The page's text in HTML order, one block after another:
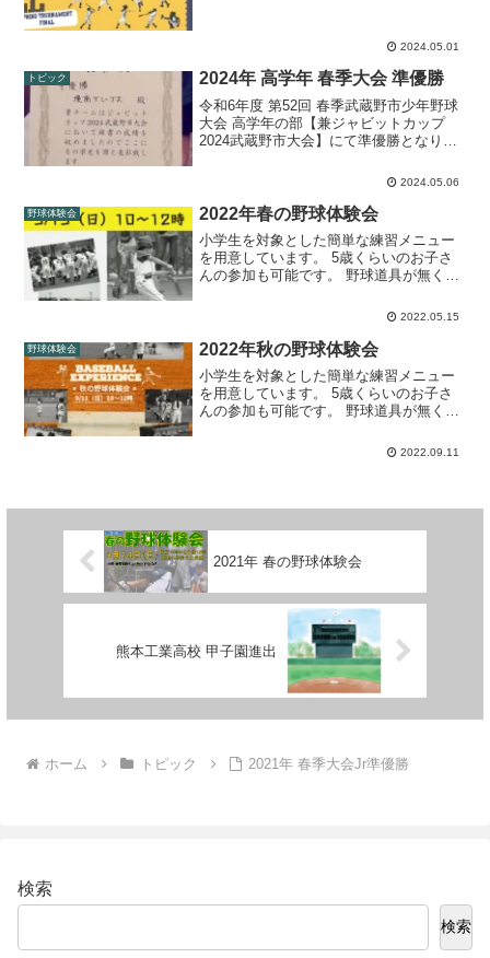
2024.05.01
トピック 2024年 高学年 春季大会 準優勝
令和6年度 第52回 春季武蔵野市少年野球
大会 高学年の部【兼ジャビットカップ
2024武蔵野市大会】にて準優勝となりま
が、野球を楽しみ、最後まで諦めずブレ
た。ジャビットカ...
2024.05.06
野球体験会 2022年春の野球体験会
小学生を対象とした簡単な練習メニュー
を用意しています。 5歳くらいのお子さ
んの参加も可能です。 野球道具が無くて
さい。野球体験会のお知らせ【2022/5/15
2022.05.15
野球体験会 2022年秋の野球体験会
小学生を対象とした簡単な練習メニュー
を用意しています。 5歳くらいのお子さ
んの参加も可能です。 野球道具が無くて
さい。 今のブレーブスは2、3年生が特に
2022.09.11
2021年 春の野球体験会
熊本工業高校 甲子園進出
ホーム トピック 2021年 春季大会Jr準優勝
検索
検索